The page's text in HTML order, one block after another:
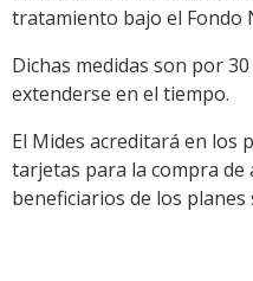
tratamiento bajo el Fondo
Dichas medidas son por
extenderse en el tiempo.
El Mides acreditará en los
tarjetas para la compra
beneficiarios de los planes